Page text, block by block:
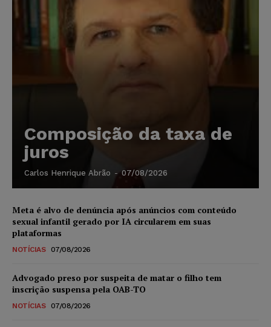
Composição da taxa de
juros
Carlos Henrique Abrão - 07/08/2026
Meta é alvo de denúncia após anúncios com conteúdo
sexual infantil gerado por IA circularem em suas
plataformas
NOTÍCIAS 07/08/2026
Advogado preso por suspeita de matar o filho tem
inscrição suspensa pela OAB-TO
NOTÍCIAS 07/08/2026